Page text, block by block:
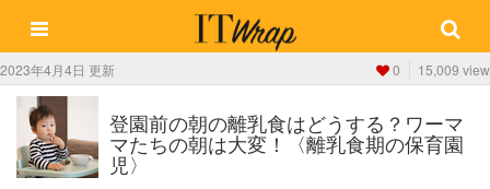
2023年4月4日 更新 0 15,009 view
登園前の朝の離乳食はどうする？ワーマ
マたちの朝は大変！〈離乳食期の保育園
児〉